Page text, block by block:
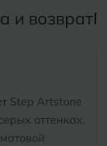
и возврат
Step Artstone
оттенках,